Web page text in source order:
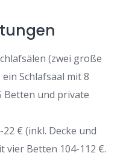
(zwei große
Schlafsaal mit 8
Betten und private
€ (inkl. Decke und
vier Betten 104-112 €.